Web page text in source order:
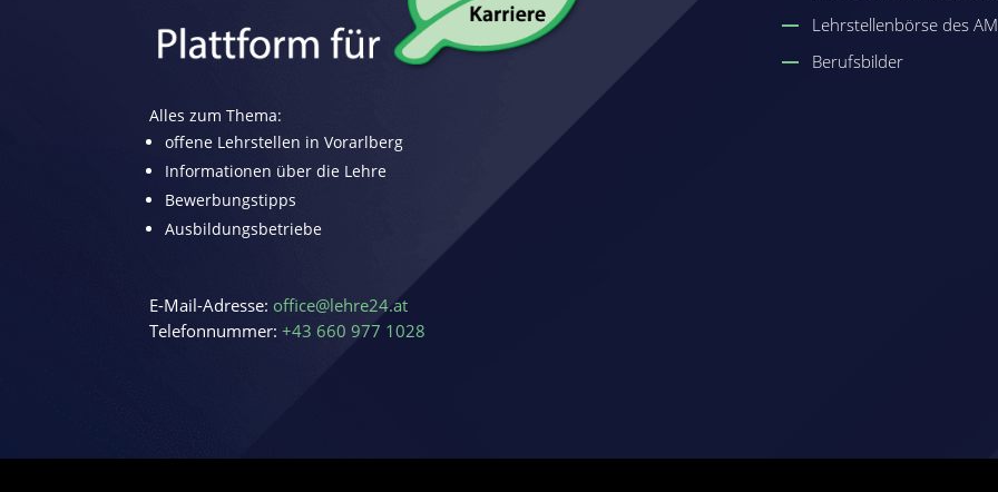
Alles zum Thema:
offene Lehrstellen in Vorarlberg
Informationen über die Lehre
Bewerbungstipps
Ausbildungsbetriebe
E-Mail-Adresse: office@lehre24.at
Telefonnummer:+43 660 977 1028
Lehrstellenbörse des
Berufsbilder